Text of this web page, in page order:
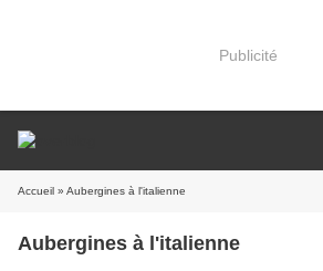
Publicité
Accueil » Aubergines à l'italienne
Aubergines à l'italienne